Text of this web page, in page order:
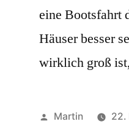
eine Bootsfahrt
Häuser besser
wirklich groß
Veröffentlicht
Martin 22.